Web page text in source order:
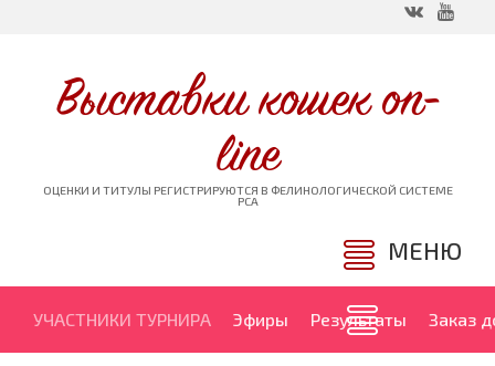
Выставки кошек on-
line
ОЦЕНКИ И ТИТУЛЫ РЕГИСТРИРУЮТСЯ В ФЕЛИНОЛОГИЧЕСКОЙ СИСТЕМЕ
PCA
МЕНЮ
УЧАСТНИКИ ТУРНИРА Эфиры Результаты Заказ